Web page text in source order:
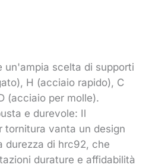
un'ampia scelta di supporti
H (acciaio rapido), C
(acciaio per molle).
e durevole: Il
tornitura vanta un design
durezza di hrc92, che
durature e affidabilità